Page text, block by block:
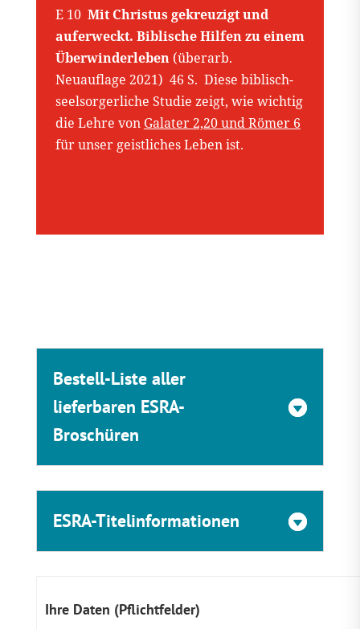
E 10 Mit Christus gekreuzigt und
auferweckt. Biblische Hilfen zu einem
Überwinderleben(überarb.
Neuauflage 2021) 46 S. Diese biblisch-
seelsorgerliche Studie zeigt, wie wichtig
die Lehre von Galater 2,20 undRömer 6
für unser geistliches Leben ist.
Bestell-Liste aller
lieferbaren ESRA-
Broschüren
ESRA-Titelinformationen
Ihre Daten (Pflichtfelder)